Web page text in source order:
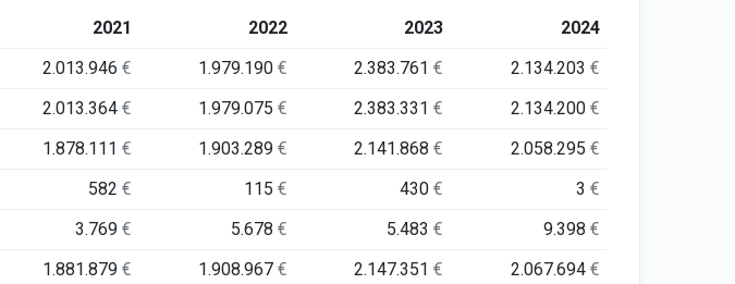
2021 2022 2023
2024
2.013.946€ 1.979.190€ 2.383.761€ 2.134.203€
2.013.364€ 1.979.075€ 2.383.331€ 2.134.200€
1.878.111€ 1.903.289€ 2.141.868€ 2.058.295€
582€ 115€ 430€ 3€
3.769€ 5.678€ 5.483€ 9.398€
1.881.879€ 1.908.967€ 2.147.351€ 2.067.694€